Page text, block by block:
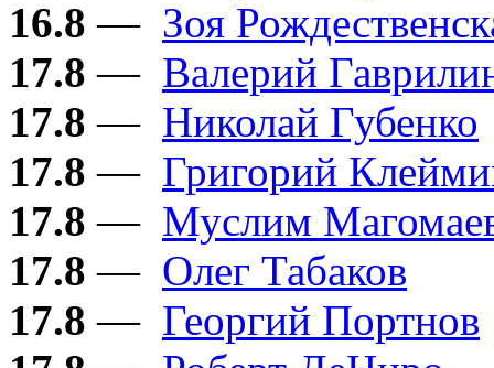
16.8 — Зоя
17.8 — Валерий
17.8 — Николай Губенко
17.8 — Григорий
17.8 — Муслим
17.8 — Олег Табаков
17.8 — Георгий Портнов